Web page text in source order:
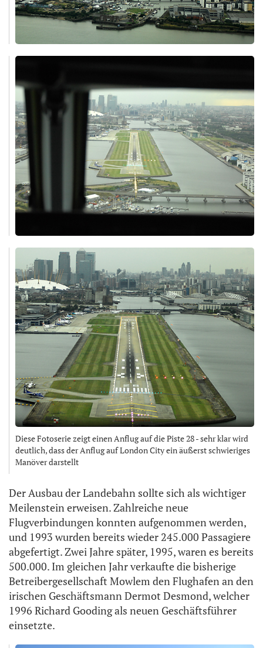
Diese Fotoserie zeigt einen Anflug auf die Piste 28 - sehr klar wird
deutlich, dass der Anflug auf London City ein äußerst schwieriges
Manöver darstellt
Der Ausbau der Landebahn sollte sich als wichtiger
Meilenstein erweisen. Zahlreiche neue
Flugverbindungen konnten aufgenommen werden,
und 1993 wurden bereits wieder 245.000 Passagiere
abgefertigt. Zwei Jahre später, 1995, waren es bereits
500.000. Im gleichen Jahr verkaufte die bisherige
Betreibergesellschaft Mowlem den Flughafen an den
irischen Geschäftsmann Dermot Desmond, welcher
1996 Richard Gooding als neuen Geschäftsführer
einsetzte.